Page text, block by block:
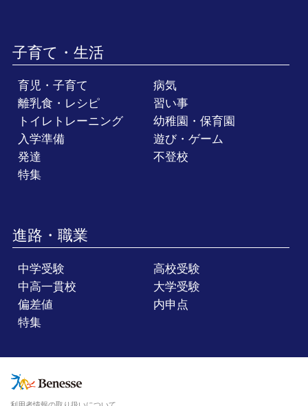
子育て・生活
育児・子育て
病気
離乳食・レシピ
習い事
トイレトレーニング
幼稚園・保育園
入学準備
遊び・ゲーム
発達
不登校
特集
進路・職業
中学受験
高校受験
中高一貫校
大学受験
偏差値
内申点
特集